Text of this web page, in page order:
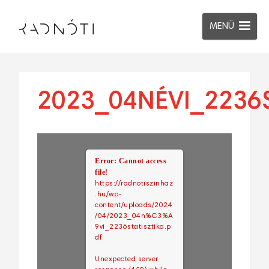
MENÜ
Error: Cannot access
file!
https://radnotiszinhaz
.hu/wp-
content/uploads/2024
/04/2023_04n%C3%A
9vi_2236statisztika.p
df
Unexpected server